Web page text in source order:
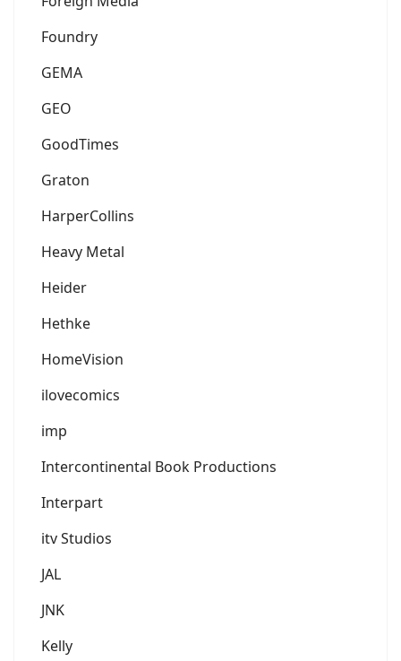
Foundry
GEMA
GEO
GoodTimes
Graton
HarperCollins
Heavy Metal
Heider
Hethke
HomeVision
ilovecomics
imp
Intercontinental Book Productions
Interpart
itv Studios
JAL
JNK
Kelly